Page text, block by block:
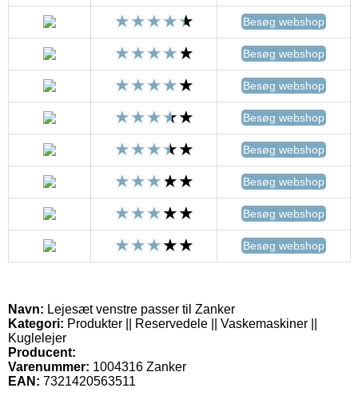
Besøg webshop
Besøg webshop
Besøg webshop
Besøg webshop
Besøg webshop
Besøg webshop
Besøg webshop
Besøg webshop
Navn: Lejesæt venstre passer til Zanker
Kategori: Produkter || Reservedele || Vaskemaskiner ||
Kuglelejer
Producent:
Varenummer: 1004316 Zanker
EAN: 7321420563511